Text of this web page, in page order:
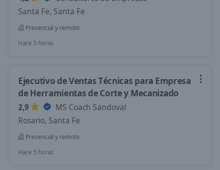
Santa Fe, Santa Fe
Presencial y remoto
Hace 5 horas
Ejecutivo de Ventas Técnicas para Empresa
de Herramientas de Corte y Mecanizado
2,9
MS Coach Sandoval
Rosario, Santa Fe
Presencial y remoto
Hace 5 horas